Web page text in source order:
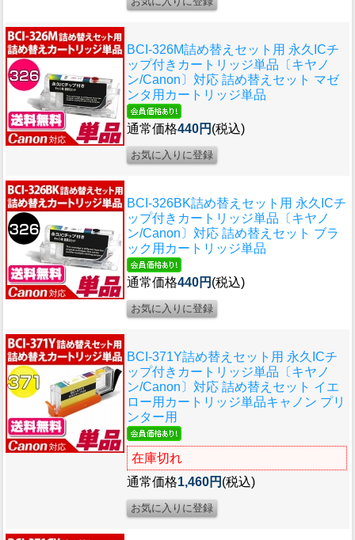
BCI-326M詰め替えセット用 永久ICチ
ップ付きカートリッジ単品〔キヤノ
ン/Canon〕対応 詰め替えセット マゼ
ンタ用カートリッジ単品
通常価格440円 (税込)
BCI-326BK詰め替えセット用 永久ICチ
ップ付きカートリッジ単品〔キヤノ
ン/Canon〕対応 詰め替えセット ブラ
ック用カートリッジ単品
通常価格440円 (税込)
BCI-371Y詰め替えセット用 永久ICチ
ップ付きカートリッジ単品〔キヤノ
ン/Canon〕対応 詰め替えセット イエ
ロー用カートリッジ単品キャノン プリ
ンター用
在庫切れ
通常価格1,460円 (税込)